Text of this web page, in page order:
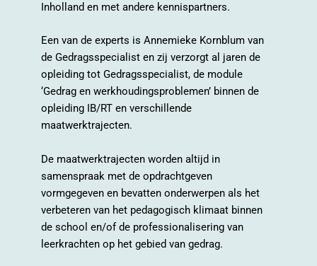
Inholland en met andere kennispartners.
Een van de experts is Annemieke Kornblum van
de Gedragsspecialist en zij verzorgt al jaren de
opleiding tot Gedragsspecialist, de module
‘Gedrag en werkhoudingsproblemen’ binnen de
opleiding IB/RT en verschillende
maatwerktrajecten.
De maatwerktrajecten worden altijd in
samenspraak met de opdrachtgeven
vormgegeven en bevatten onderwerpen als het
verbeteren van het pedagogisch klimaat binnen
de school en/of de professionalisering van
leerkrachten op het gebied van gedrag.